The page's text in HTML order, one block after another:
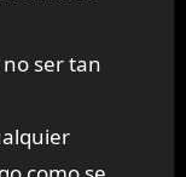
ser tan